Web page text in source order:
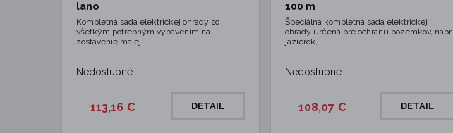
lano
Kompletná sada elektrickej ohrady so
všetkým potrebným vybavením na
zostavenie malej…
Nedostupné
113,16 € DETAIL
100 m
Špeciálna kompletná sada elektrickej
ohrady určená pre ochranu pozemkov, napr.
jazierok,…
Nedostupné
108,07 € DETAIL